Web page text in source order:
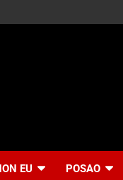
EU POSAO